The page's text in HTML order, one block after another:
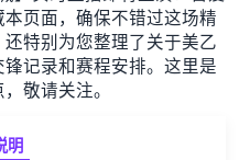
页面，确保不错过这场精
特别为您整理了关于美乙
记录和赛程安排。这里是
敬请关注。
明